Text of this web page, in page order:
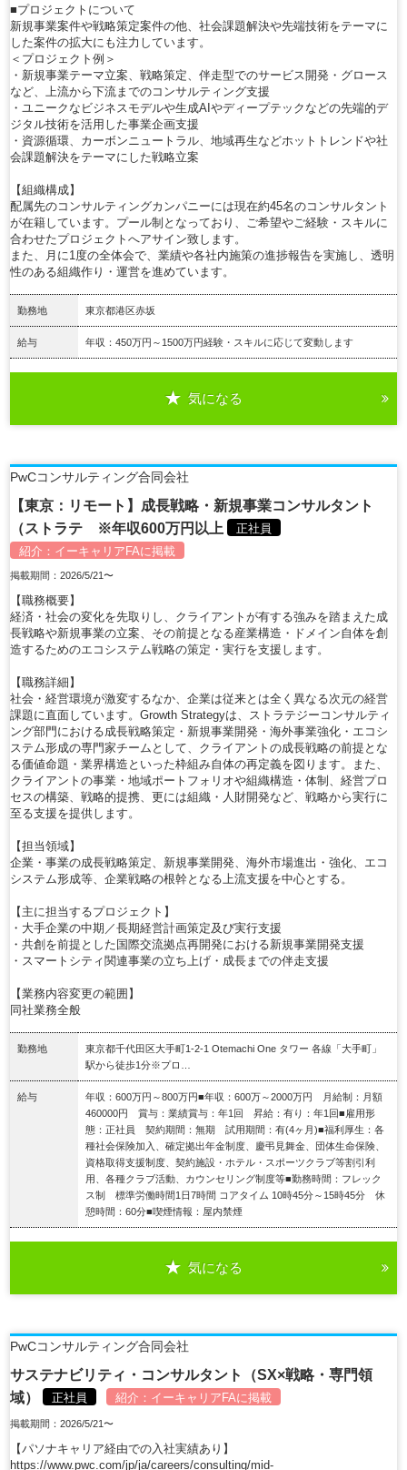
■プロジェクトについて
新規事業案件や戦略策定案件の他、社会課題解決や先端技術をテーマに
した案件の拡大にも注力しています。
＜プロジェクト例＞
・新規事業テーマ立案、戦略策定、伴走型でのサービス開発・グロース
など、上流から下流までのコンサルティング支援
・ユニークなビジネスモデルや生成AIやディープテックなどの先端的デ
ジタル技術を活用した事業企画支援
・資源循環、カーボンニュートラル、地域再生などホットトレンドや社
会課題解決をテーマにした戦略立案
【組織構成】
配属先のコンサルティングカンパニーには現在約45名のコンサルタント
が在籍しています。プール制となっており、ご希望やご経験・スキルに
合わせたプロジェクトへアサイン致します。
また、月に1度の全体会で、業績や各社内施策の進捗報告を実施し、透明
性のある組織作り・運営を進めています。
勤務地 東京都港区赤坂
給与 年収：450万円～1500万円経験・スキルに応じて変動します
気になる
PwCコンサルティング合同会社
【東京：リモート】成長戦略・新規事業コンサルタント
（ストラテ ※年収600万円以上
正社員
紹介： イーキャリアFAに掲載
掲載期間：2026/5/21〜
【職務概要】
経済・社会の変化を先取りし、クライアントが有する強みを踏まえた成
長戦略や新規事業の立案、その前提となる産業構造・ドメイン自体を創
造するためのエコシステム戦略の策定・実行を支援します。
【職務詳細】
社会・経営環境が激変するなか、企業は従来とは全く異なる次元の経営
課題に直面しています。Growth Strategyは、ストラテジーコンサルティ
ング部門における成長戦略策定・新規事業開発・海外事業強化・エコシ
ステム形成の専門家チームとして、クライアントの成長戦略の前提とな
る価値命題・業界構造といった枠組み自体の再定義を図ります。また、
クライアントの事業・地域ポートフォリオや組織構造・体制、経営プロ
セスの構築、戦略的提携、更には組織・人財開発など、戦略から実行に
至る支援を提供します。
【担当領域】
企業・事業の成長戦略策定、新規事業開発、海外市場進出・強化、エコ
システム形成等、企業戦略の根幹となる上流支援を中心とする。
【主に担当するプロジェクト】
・大手企業の中期／長期経営計画策定及び実行支援
・共創を前提とした国際交流拠点再開発における新規事業開発支援
・スマートシティ関連事業の立ち上げ・成長までの伴走支援
【業務内容変更の範囲】
同社業務全般
勤務地
東京都千代田区大手町1-2-1 Otemachi One タワー 各線「大手町」
駅から徒歩1分※プロ…
給与
年収：600万円～800万円■年収：600万～2000万円 月給制：月額
460000円 賞与：業績賞与：年1回 昇給：有り：年1回■雇用形
態：正社員 契約期間：無期 試用期間：有(4ヶ月)■福利厚生：各
種社会保険加入、確定拠出年金制度、慶弔見舞金、団体生命保険、
資格取得支援制度、契約施設・ホテル・スポーツクラブ等割引利
用、各種クラブ活動、カウンセリング制度等■勤務時間：フレック
ス制 標準労働時間1日7時間 コアタイム 10時45分～15時45分 休
憩時間：60分■喫煙情報：屋内禁煙
気になる
PwCコンサルティング合同会社
サステナビリティ・コンサルタント（SX×戦略・専門領
域）
正社員 紹介： イーキャリアFAに掲載
掲載期間：2026/5/21〜
【パソナキャリア経由での入社実績あり】
https://www.pwc.com/jp/ja/careers/consulting/mid-